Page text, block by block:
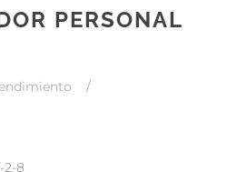
PERSONAL
/
2-8